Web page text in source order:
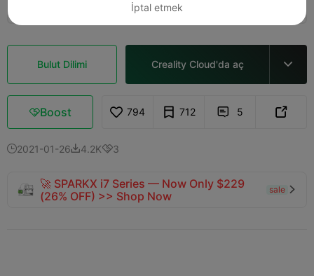
Bulut Dilimi Creality Cloud'da aç 
Boost 794 712  5 
2021-01-264.2K3
🚀 SPARKX i7 Series — Now Only $229
(26% OFF) >> Shop Now
sale 
İptal etmek